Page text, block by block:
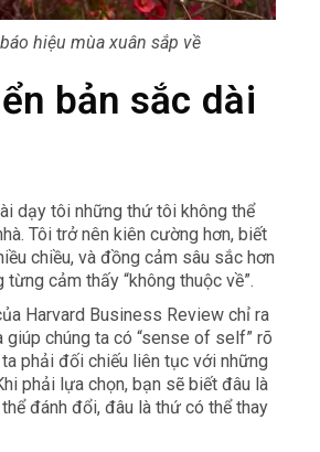
hiệu mùa xuân sắp về
bản sắc dài
dạy tôi những thứ tôi không thể
Tôi trở nên kiên cường hơn, biết
chiều, và đồng cảm sâu sắc hơn
cảm thấy “không thuộc về”.
Harvard Business Review chỉ ra
giúp chúng ta có “sense of self” rõ
phải đối chiếu liên tục với những
phải lựa chọn, bạn sẽ biết đâu là
đánh đổi, đâu là thứ có thể thay